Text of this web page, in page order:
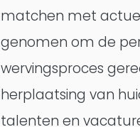
matchen met
genomen om de
wervingsproces
herplaatsing van
talenten en